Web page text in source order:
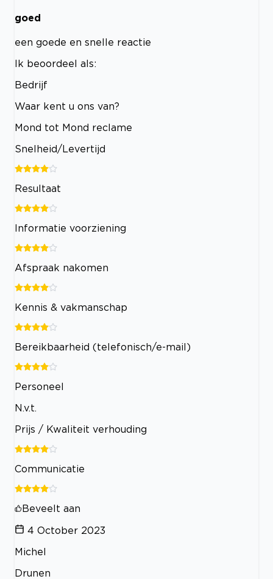
goed
een goede en snelle reactie
Ik beoordeel als:
Bedrijf
Waar kent u ons van?
Mond tot Mond reclame
Snelheid/Levertijd
Resultaat
Informatie voorziening
Afspraak nakomen
Kennis & vakmanschap
Bereikbaarheid (telefonisch/e-mail)
Personeel
N.v.t.
Prijs / Kwaliteit verhouding
Communicatie
Beveelt aan
4 October 2023
Michel
Drunen